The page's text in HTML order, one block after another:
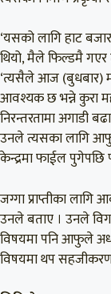
‘यसको लागि हाट
थियो, मैले फिल्डमै
‘त्यसैले आज (बुधबार)
आवश्यक छ भन्ने कुरा
निरन्तरतामा अगाडी
उनले त्यसका लागि
केन्द्रमा फाईल पुगेपछि
जग्गा प्राप्तीका
उनले बताए । उनले
विषयमा पनि आफुले
विषयमा थप